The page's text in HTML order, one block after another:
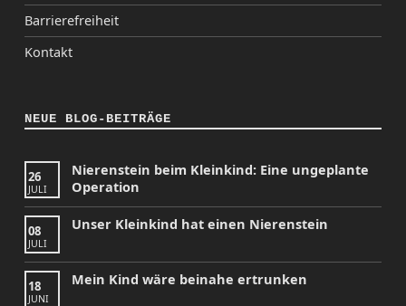
Barrierefreiheit
Kontakt
NEUE BLOG-BEITRÄGE
26
JULI
Nierenstein beim Kleinkind: Eine ungeplante
Operation
08
JULI
Unser Kleinkind hat einen Nierenstein
18
JUNI
Mein Kind wäre beinahe ertrunken